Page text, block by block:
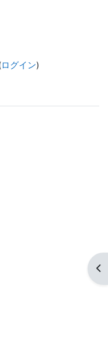
ブ
ログイン)